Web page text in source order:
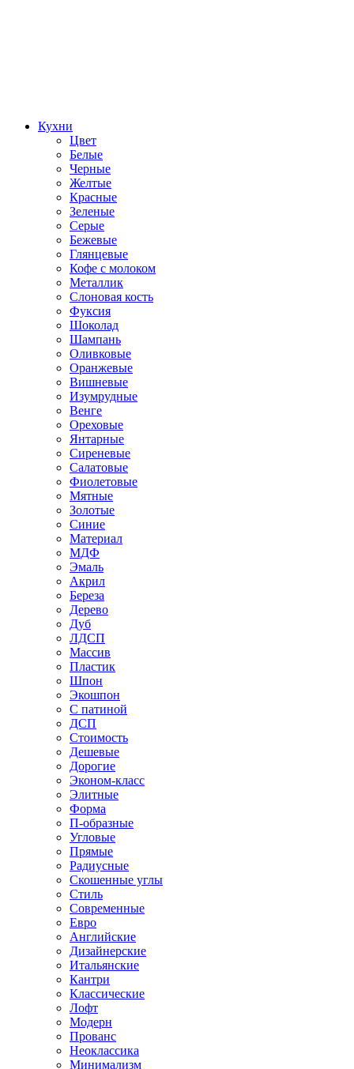
Кухни
Цвет
Белые
Черные
Желтые
Красные
Зеленые
Серые
Бежевые
Глянцевые
Кофе с молоком
Металлик
Слоновая кость
Фуксия
Шоколад
Шампань
Оливковые
Оранжевые
Вишневые
Изумрудные
Венге
Ореховые
Янтарные
Сиреневые
Салатовые
Фиолетовые
Мятные
Золотые
Синие
Материал
МДФ
Эмаль
Акрил
Береза
Дерево
Дуб
ЛДСП
Массив
Пластик
Шпон
Экошпон
С патиной
ДСП
Стоимость
Дешевые
Дорогие
Эконом-класс
Элитные
Форма
П-образные
Угловые
Прямые
Радиусные
Скошенные углы
Стиль
Современные
Евро
Английские
Дизайнерские
Итальянские
Кантри
Классические
Лофт
Модерн
Прованс
Неоклассика
Минимализм